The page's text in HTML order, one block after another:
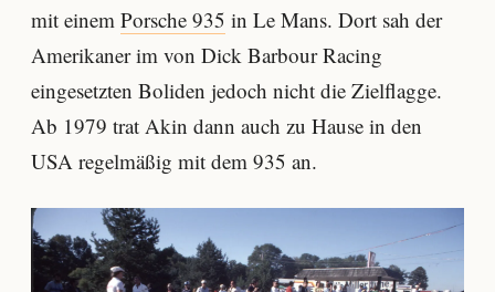
mit einem Porsche 935 in Le Mans. Dort sah der
Amerikaner im von Dick Barbour Racing
eingesetzten Boliden jedoch nicht die Zielflagge.
Ab 1979 trat Akin dann auch zu Hause in den
USA regelmäßig mit dem 935 an.